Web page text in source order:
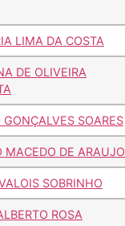
LIMA DA COSTA
DE OLIVEIRA
SOARES
MACEDO DE ARAUJO
SOBRINHO
ROSA